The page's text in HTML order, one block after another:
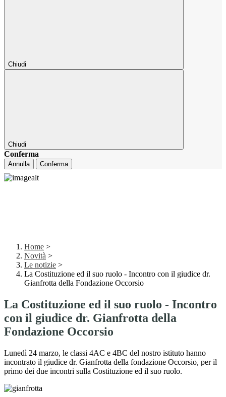
Chiudi
Chiudi
Conferma
Annulla Conferma
Home >
Novità >
Le notizie >
La Costituzione ed il suo ruolo - Incontro con il giudice dr.
Gianfrotta della Fondazione Occorsio
La Costituzione ed il suo ruolo - Incontro
con il giudice dr. Gianfrotta della
Fondazione Occorsio
Lunedì 24 marzo, le classi 4AC e 4BC del nostro istituto hanno
incontrato il giudice dr. Gianfrotta della fondazione Occorsio, per il
primo dei due incontri sulla Costituzione ed il suo ruolo.